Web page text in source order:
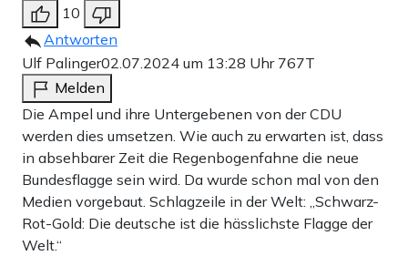
10
Antworten
Ulf Palinger02.07.2024 um 13:28 Uhr 767T
Melden
Die Ampel und ihre Untergebenen von der CDU
werden dies umsetzen. Wie auch zu erwarten ist, dass
in absehbarer Zeit die Regenbogenfahne die neue
Bundesflagge sein wird. Da wurde schon mal von den
Medien vorgebaut. Schlagzeile in der Welt: „Schwarz-
Rot-Gold: Die deutsche ist die hässlichste Flagge der
Welt.“